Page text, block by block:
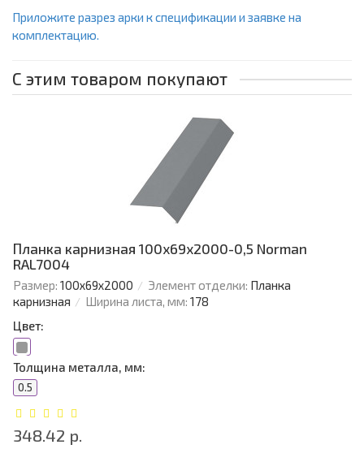
Приложите разрез арки к спецификации и заявке на
комплектацию.
С этим товаром покупают
Планка карнизная 100х69х2000-0,5 Norman
RAL7004
Размер: 100х69х2000 Элемент отделки: Планка
карнизная
Ширина листа, мм: 178
Цвет:
Толщина металла, мм:
0.5
348.42 р.